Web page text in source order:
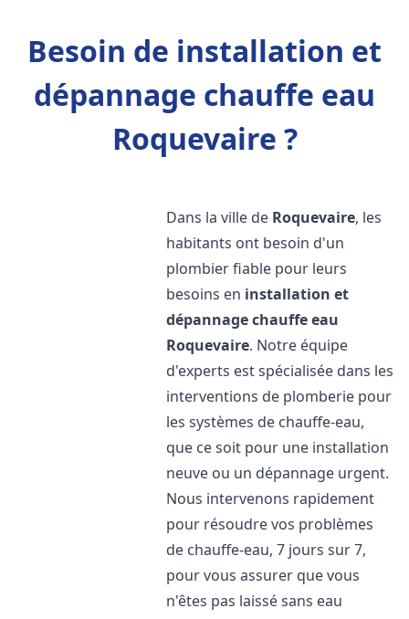
Besoin de installation et
dépannage chauffe eau
Roquevaire ?
Dans la ville de Roquevaire, les
habitants ont besoin d'un
plombier fiable pour leurs
besoins en installation et
dépannage chauffe eau
Roquevaire. Notre équipe
d'experts est spécialisée dans les
interventions de plomberie pour
les systèmes de chauffe-eau,
que ce soit pour une installation
neuve ou un dépannage urgent.
Nous intervenons rapidement
pour résoudre vos problèmes
de chauffe-eau, 7 jours sur 7,
pour vous assurer que vous
n'êtes pas laissé sans eau